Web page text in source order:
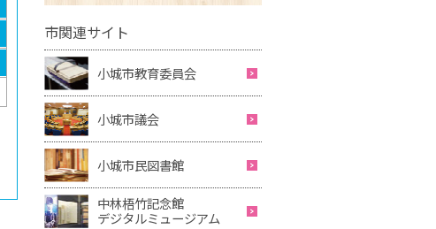
市関連サイト
小城市教育委員会
小城市議会
小城市民図書館
中林梧竹記念館
デジタルミュージアム